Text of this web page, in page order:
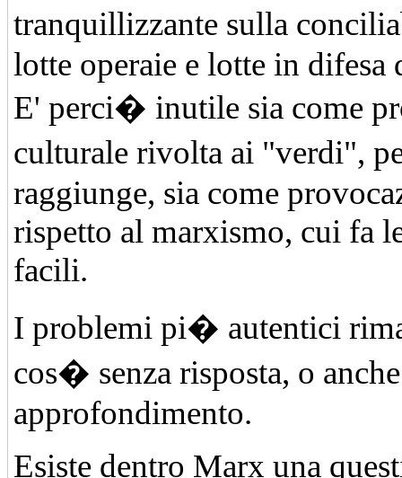
tranquillizzante sulla
lotte operaie e lotte in difesa
E' perci� inutile sia come
culturale rivolta ai "verdi",
raggiunge, sia come
rispetto al marxismo, cui fa
facili.
I problemi pi� autentici
cos� senza risposta, o
approfondimento.
Esiste dentro Marx una